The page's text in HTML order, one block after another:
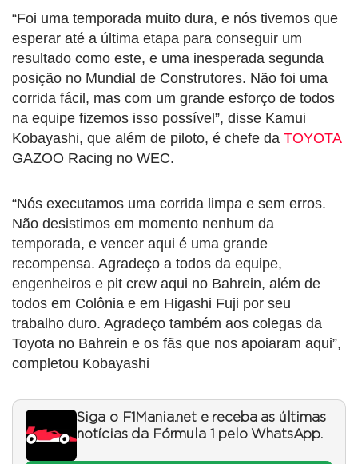
“Foi uma temporada muito dura, e nós tivemos que
esperar até a última etapa para conseguir um
resultado como este, e uma inesperada segunda
posição no Mundial de Construtores. Não foi uma
corrida fácil, mas com um grande esforço de todos
na equipe fizemos isso possível”, disse Kamui
Kobayashi, que além de piloto, é chefe da TOYOTA
GAZOO Racing no WEC.
“Nós executamos uma corrida limpa e sem erros.
Não desistimos em momento nenhum da
temporada, e vencer aqui é uma grande
recompensa. Agradeço a todos da equipe,
engenheiros e pit crew aqui no Bahrein, além de
todos em Colônia e em Higashi Fuji por seu
trabalho duro. Agradeço também aos colegas da
Toyota no Bahrein e os fãs que nos apoiaram aqui”,
completou Kobayashi
Siga o F1Mania.net e receba as últimas
notícias da Fórmula 1 pelo WhatsApp.